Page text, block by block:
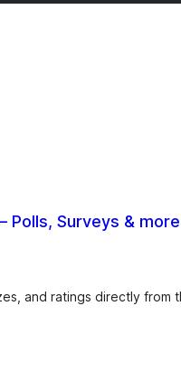
Polls, Surveys & more
and ratings directly from